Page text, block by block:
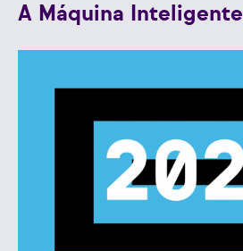
A Máquina Inteligente